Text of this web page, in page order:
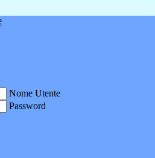
Nome Utente
Password